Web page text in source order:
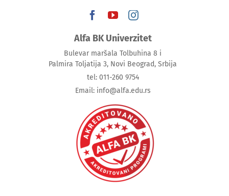
Alfa BK Univerzitet
Bulevar maršala Tolbuhina 8 i
Palmira Toljatija 3, Novi Beograd, Srbija
tel: 011-260 9754
Email: info@alfa.edu.rs